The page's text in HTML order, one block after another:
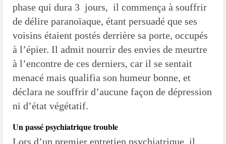
phase qui dura 3 jours, il commença à souffrir
de délire paranoïaque, étant persuadé que ses
voisins étaient postés derrière sa porte, occupés
à l’épier. Il admit nourrir des envies de meurtre
à l’encontre de ces derniers, car il se sentait
menacé mais qualifia son humeur bonne, et
déclara ne souffrir d’aucune façon de dépression
ni d’état végétatif.
Un passé psychiatrique trouble
Lors d’un premier entretien psychiatrique, il